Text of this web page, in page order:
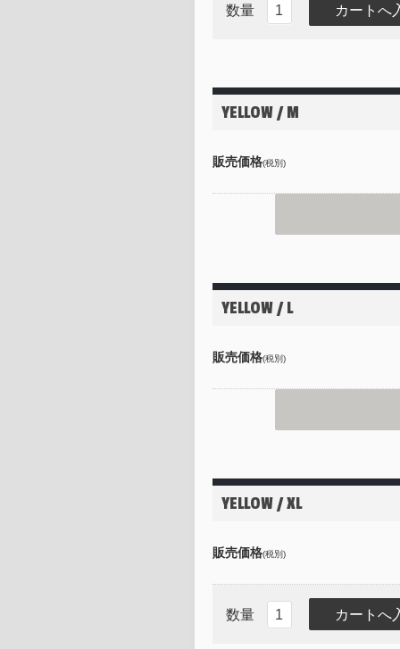
数量
YELLOW / M
販売価格(税別)
YELLOW / L
販売価格(税別)
YELLOW / XL
販売価格(税別)
数量